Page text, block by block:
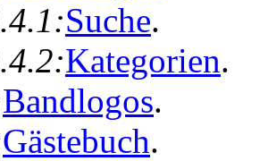
Suche.
Kategorien.
Bandlogos.
Gästebuch.